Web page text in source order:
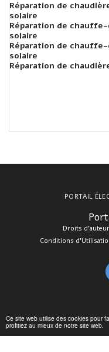
Ce site web utilise des cookies pour
profitiez au mieux de notre site web.
Réparation de
solaire
Réparation de chauffe-
solaire
Réparation de chauffe-
solaire
Réparation de
Droits
Conditions
PORTAIL